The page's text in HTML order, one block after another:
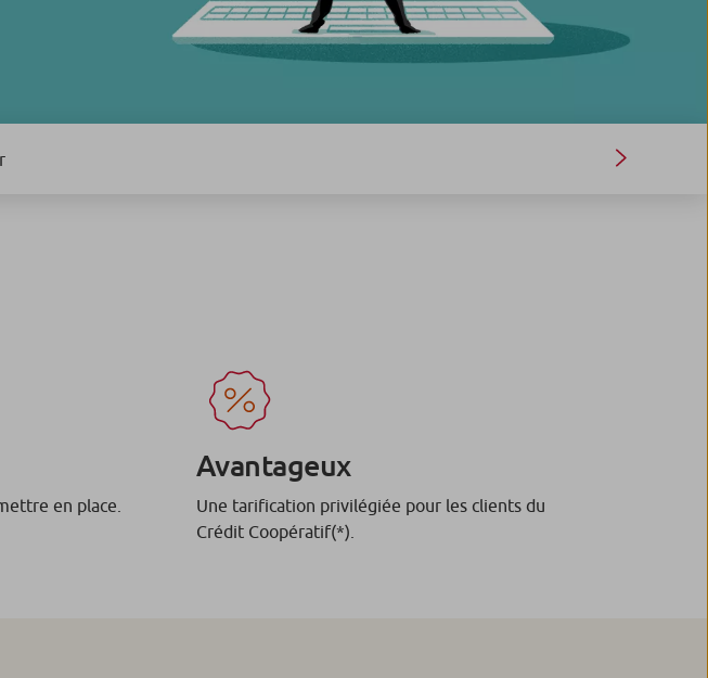
en place.
Avantageux
Une tarification privilégiée pour les clients du
Crédit Coopératif(*).